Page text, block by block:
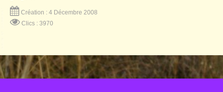
Création : 4 Décembre 2008
Clics : 3970